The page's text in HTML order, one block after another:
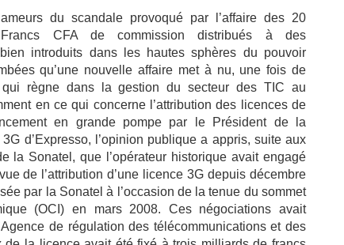
du scandale provoqué par l’affaire des 20
CFA de commission distribués à des
introduits dans les hautes sphères du pouvoir
qu’une nouvelle affaire met à nu, une fois de
qui règne dans la gestion du secteur des TIC au
en ce qui concerne l’attribution des licences de
en grande pompe par le Président de la
d’Expresso, l’opinion publique a appris, suite aux
la Sonatel, que l’opérateur historique avait engagé
de l’attribution d’une licence 3G depuis décembre
par la Sonatel à l’occasion de la tenue du sommet
(OCI) en mars 2008. Ces négociations avait
de régulation des télécommunications et des